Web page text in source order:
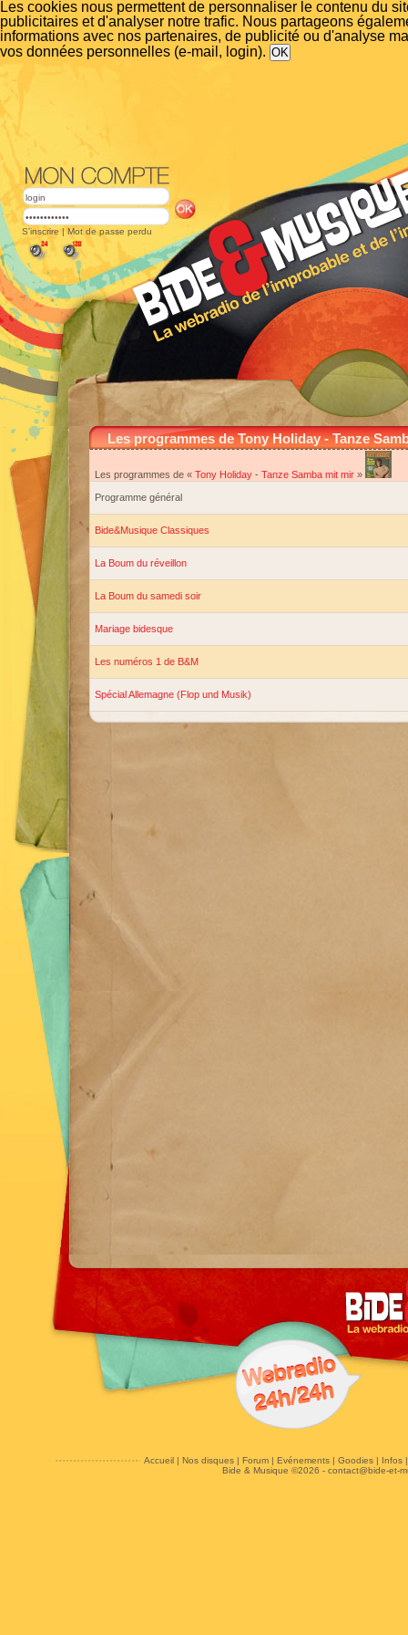
Les cookies nous permettent de personnaliser le contenu du
publicitaires et d'analyser notre trafic. Nous partageons
informations avec nos partenaires, de publicité ou d'analyse
vos données personnelles (e-mail, login).
S'inscrire | Mot de passe perdu
Les programmes de Tony Holiday - Tanze
Les programmes de « Tony Holiday - Tanze Samba mit mir »
Programme général
Bide&Musique Classiques
La Boum du réveillon
La Boum du samedi soir
Mariage bidesque
Les numéros 1 de B&M
Spécial Allemagne (Flop und Musik)
Accueil| Nos disques| Forum| Evénements| Goodies| Infos
Bide & Musique ©2026 - contact@bide-et-